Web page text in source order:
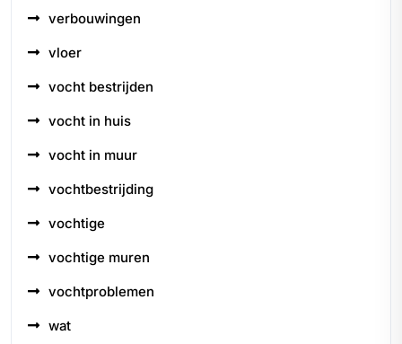
verbouwingen
vloer
vocht bestrijden
vocht in huis
vocht in muur
vochtbestrijding
vochtige
vochtige muren
vochtproblemen
wat